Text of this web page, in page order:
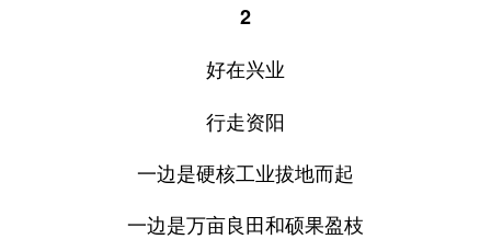
2
好在兴业
行走资阳
一边是硬核工业拔地而起
一边是万亩良田和硕果盈枝